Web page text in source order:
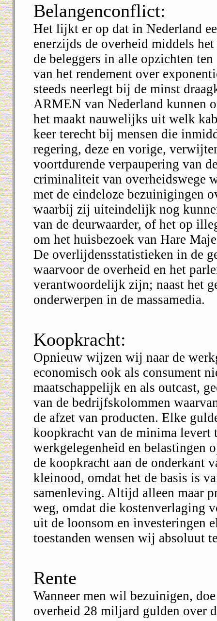
Belangenconflict:
Het lijkt er op dat in Nederland
enerzijds de overheid middels
de beleggers in alle opzichten
van het rendement over
steeds neerlegt bij de minst
ARMEN van Nederland kunnen
het maakt nauwelijks uit welk
keer terecht bij mensen die
regering, deze en vorige,
voortdurende verpaupering van
criminaliteit van overheidswege
met de eindeloze bezuinigingen
waarbij zij uiteindelijk nog
van de deurwaarder, of het op
om het huisbezoek van Hare
De overlijdensstatistieken in de
waarvoor de overheid en het
verantwoordelijk zijn; naast het
onderwerpen in de massamedia.
Koopkracht:
Opnieuw wijzen wij naar de
economisch ook als consument
maatschappelijk en als outcast,
van de bedrijfskolommen
de afzet van producten. Elke
koopkracht van de minima levert
werkgelegenheid en belastingen
de koopkracht aan de onderkant
kleinood, omdat het de basis is
samenleving. Altijd alleen maar
weg, omdat die kostenverlaging
uit de loonsom en investeringen
toestanden wensen wij absoluut
Rente
Wanneer men wil bezuinigen,
overheid 28 miljard gulden over